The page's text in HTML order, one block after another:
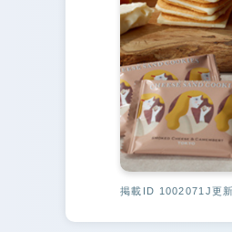
掲載ID 1002071J更